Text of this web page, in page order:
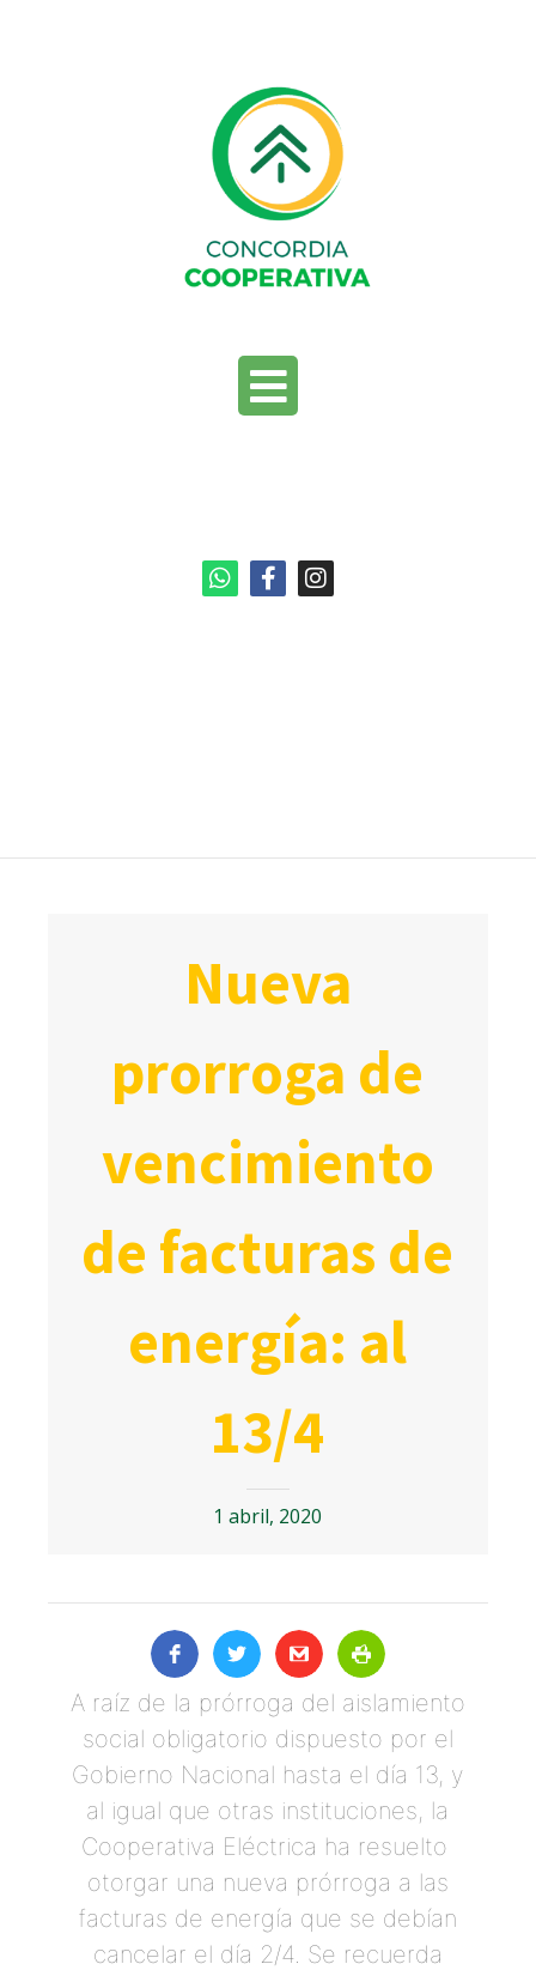
nueva
prorroga de
vencimiento
de facturas de
energía: al
13/4
1 abril, 2020
A raíz de la prórroga del aislamiento
social obligatorio dispuesto por el
Gobierno Nacional hasta el día 13, y
al igual que otras instituciones, la
Cooperativa Eléctrica ha resuelto
otorgar una nueva prórroga a las
facturas de energía que se debían
cancelar el día 2/4. Se recuerda